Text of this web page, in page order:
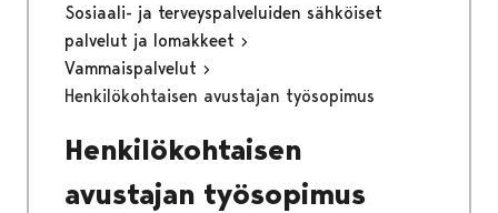
Sosiaali- ja terveyspalveluiden sähköiset
palvelut ja lomakkeet
Vammaispalvelut
Henkilökohtaisen avustajan työsopimus
Henkilökohtaisen
avustajan työsopimus